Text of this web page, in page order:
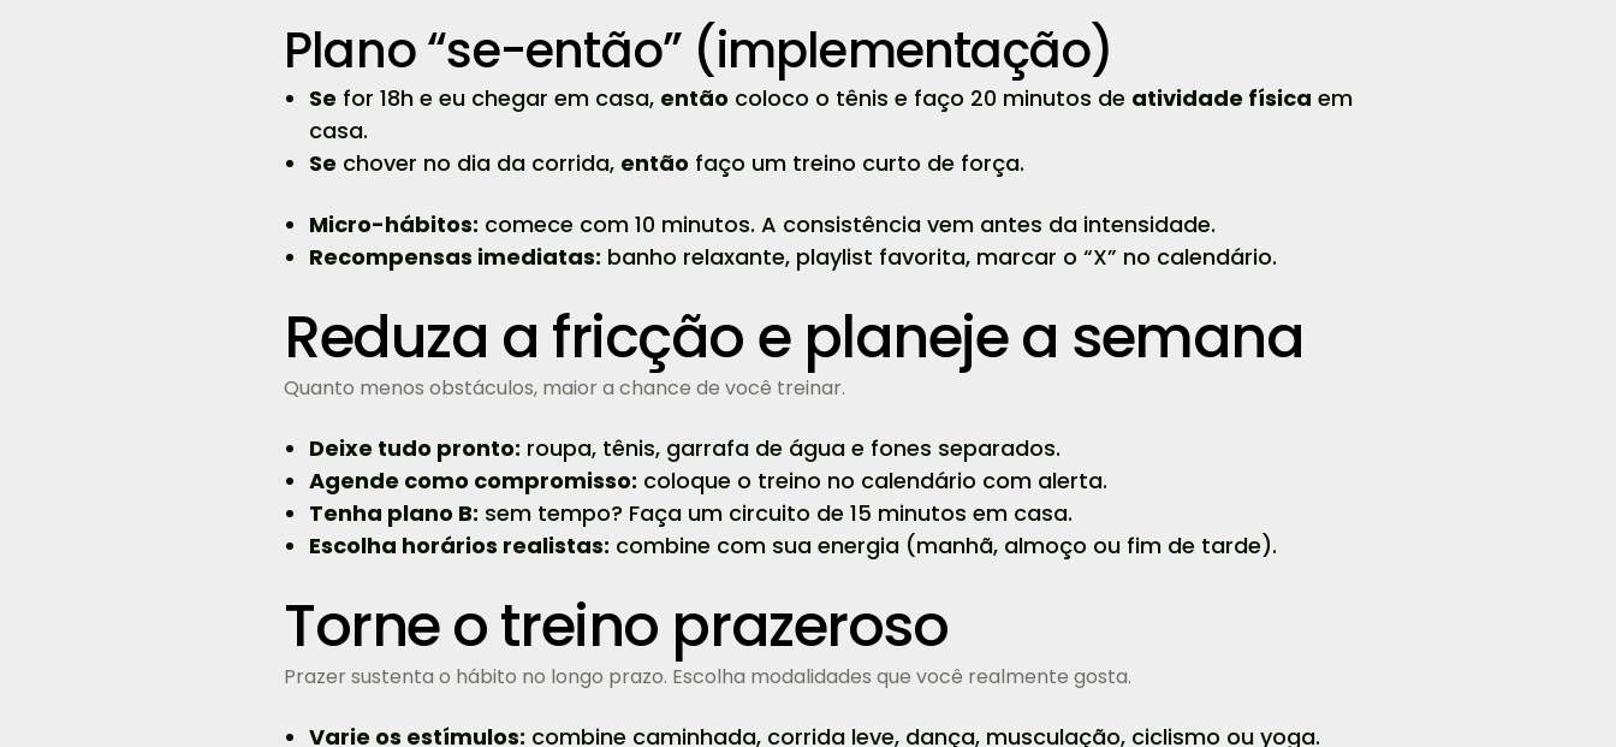
Plano “se-então” (implementação)
Se for 18h e eu chegar em casa, então coloco o tênis e faço 20 minutos de atividade física em
casa.
Se chover no dia da corrida, então faço um treino curto de força.
Micro-hábitos: comece com 10 minutos. A consistência vem antes da intensidade.
Recompensas imediatas: banho relaxante, playlist favorita, marcar o “X” no calendário.
Reduza a fricção e planeje a semana
Quanto menos obstáculos, maior a chance de você treinar.
Deixe tudo pronto: roupa, tênis, garrafa de água e fones separados.
Agende como compromisso: coloque o treino no calendário com alerta.
Tenha plano B: sem tempo? Faça um circuito de 15 minutos em casa.
Escolha horários realistas: combine com sua energia (manhã, almoço ou fim de tarde).
Torne o treino prazeroso
Prazer sustenta o hábito no longo prazo. Escolha modalidades que você realmente gosta.
Varie os estímulos: combine caminhada, corrida leve, dança, musculação, ciclismo ou yoga.